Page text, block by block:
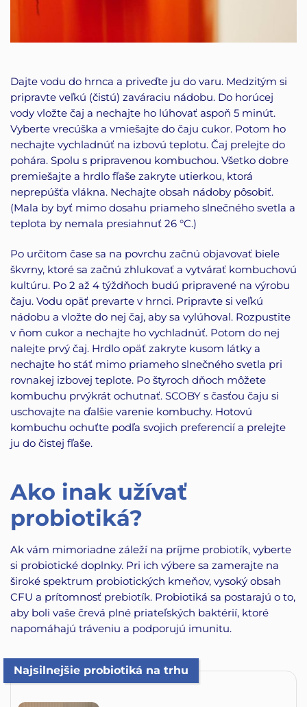
Dajte vodu do hrnca a priveďte ju do varu. Medzitým si
pripravte veľkú (čistú) zaváraciu nádobu. Do horúcej
vody vložte čaj a nechajte ho lúhovať aspoň 5 minút.
Vyberte vrecúška a vmiešajte do čaju cukor. Potom ho
nechajte vychladnúť na izbovú teplotu. Čaj prelejte do
pohára. Spolu s pripravenou kombuchou. Všetko dobre
premiešajte a hrdlo fľaše zakryte utierkou, ktorá
neprepúšťa vlákna. Nechajte obsah nádoby pôsobiť.
(Mala by byť mimo dosahu priameho slnečného svetla a
teplota by nemala presiahnuť 26 °C.)
Po určitom čase sa na povrchu začnú objavovať biele
škvrny, ktoré sa začnú zhlukovať a vytvárať kombuchovú
kultúru. Po 2 až 4 týždňoch budú pripravené na výrobu
čaju. Vodu opäť prevarte v hrnci. Pripravte si veľkú
nádobu a vložte do nej čaj, aby sa vylúhoval. Rozpustite
v ňom cukor a nechajte ho vychladnúť. Potom do nej
nalejte prvý čaj. Hrdlo opäť zakryte kusom látky a
nechajte ho stáť mimo priameho slnečného svetla pri
rovnakej izbovej teplote. Po štyroch dňoch môžete
kombuchu prvýkrát ochutnať. SCOBY s časťou čaju si
uschovajte na ďalšie varenie kombuchy. Hotovú
kombuchu ochuťte podľa svojich preferencií a prelejte
ju do čistej fľaše.
Ako inak užívať
probiotiká?
Ak vám mimoriadne záleží na príjme probiotík, vyberte
si probiotické doplnky. Pri ich výbere sa zamerajte na
široké spektrum probiotických kmeňov, vysoký obsah
CFU a prítomnosť prebiotík. Probiotiká sa postarajú o to,
aby boli vaše črevá plné priateľských baktérií, ktoré
napomáhajú tráveniu a podporujú imunitu.
Najsilnejšie probiotiká na trhu